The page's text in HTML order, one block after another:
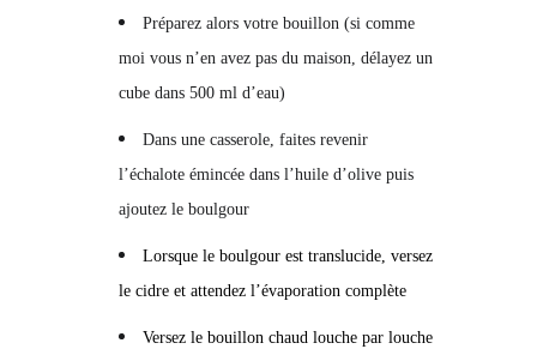
Préparez alors votre bouillon (si comme
moi vous n’en avez pas du maison, délayez un
cube dans 500 ml d’eau)
Dans une casserole, faites revenir
l’échalote émincée dans l’huile d’olive puis
ajoutez le boulgour
Lorsque le boulgour est translucide, versez
le cidre et attendez l’évaporation complète
Versez le bouillon chaud louche par louche